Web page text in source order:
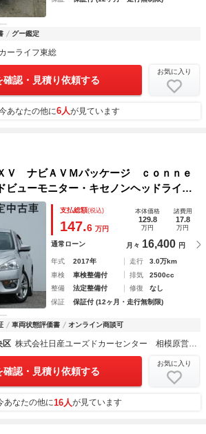
グー鑑定
ーライフ東総
確認・見積り依頼する
お気に入り
あなたの他に6人が見ています
ナビＡＶＭパッケージ ｃｏｎｎｅ
ビューモニター・キセノンヘッドライ
ンディショニングシート・フロントパ
・エマブレ・踏み間違い衝突防止アシス
支払総額(税込)
147.6 万円
本体価格
129.8
万円
諸費用
17.8
万円
通常ローン 月々 16,400 円
年式 2017年 走行
3.0万km
車検
車検整備付 排気
2500cc
整備
法定整備付 修復
なし
保証
保証付 (12ヶ月・走行無制限)
車両状態評価書 オンライン商談可
区 株式会社日産ユーズドカーセンター 相模原営業所
確認・見積り依頼する
お気に入り
あなたの他に16人が見ています